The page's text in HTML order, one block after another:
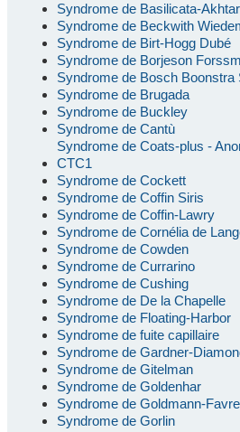
Syndrome de Basilicata-Akhtar
Syndrome de Beckwith
Syndrome de Birt-Hogg Dubé
Syndrome de Borjeson
Syndrome de Bosch Boonstra
Syndrome de Brugada
Syndrome de Buckley
Syndrome de Cantù
Syndrome de Coats-plus -
CTC1
Syndrome de Cockett
Syndrome de Coffin Siris
Syndrome de Coffin-Lawry
Syndrome de Cornélia de
Syndrome de Cowden
Syndrome de Currarino
Syndrome de Cushing
Syndrome de De la Chapelle
Syndrome de Floating-Harbor
Syndrome de fuite capillaire
Syndrome de Gardner-
Syndrome de Gitelman
Syndrome de Goldenhar
Syndrome de Goldmann-Favre
Syndrome de Gorlin